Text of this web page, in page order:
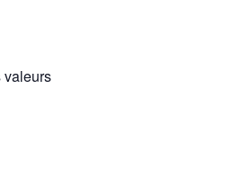
valeurs